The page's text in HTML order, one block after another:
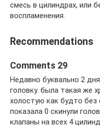
смесь в цилиндрах, или
воспламенения.
Recommendations
Comments 29
Недавно буквально 2
головку. была такая же
холостую как будто без
показала 0 скинули
клапаны на всех 4